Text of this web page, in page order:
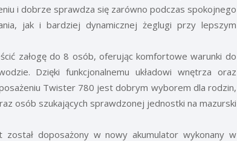
i dobrze sprawdza się zarówno podczas spokojnego
jak i bardziej dynamicznej żeglugi przy lepszym
załogę do 8 osób, oferując komfortowe warunki do
Dzięki funkcjonalnemu układowi wnętrza oraz
Twister 780 jest dobrym wyborem dla rodzin,
osób szukających sprawdzonej jednostki na mazurski
doposażony w nowy akumulator wykonany w